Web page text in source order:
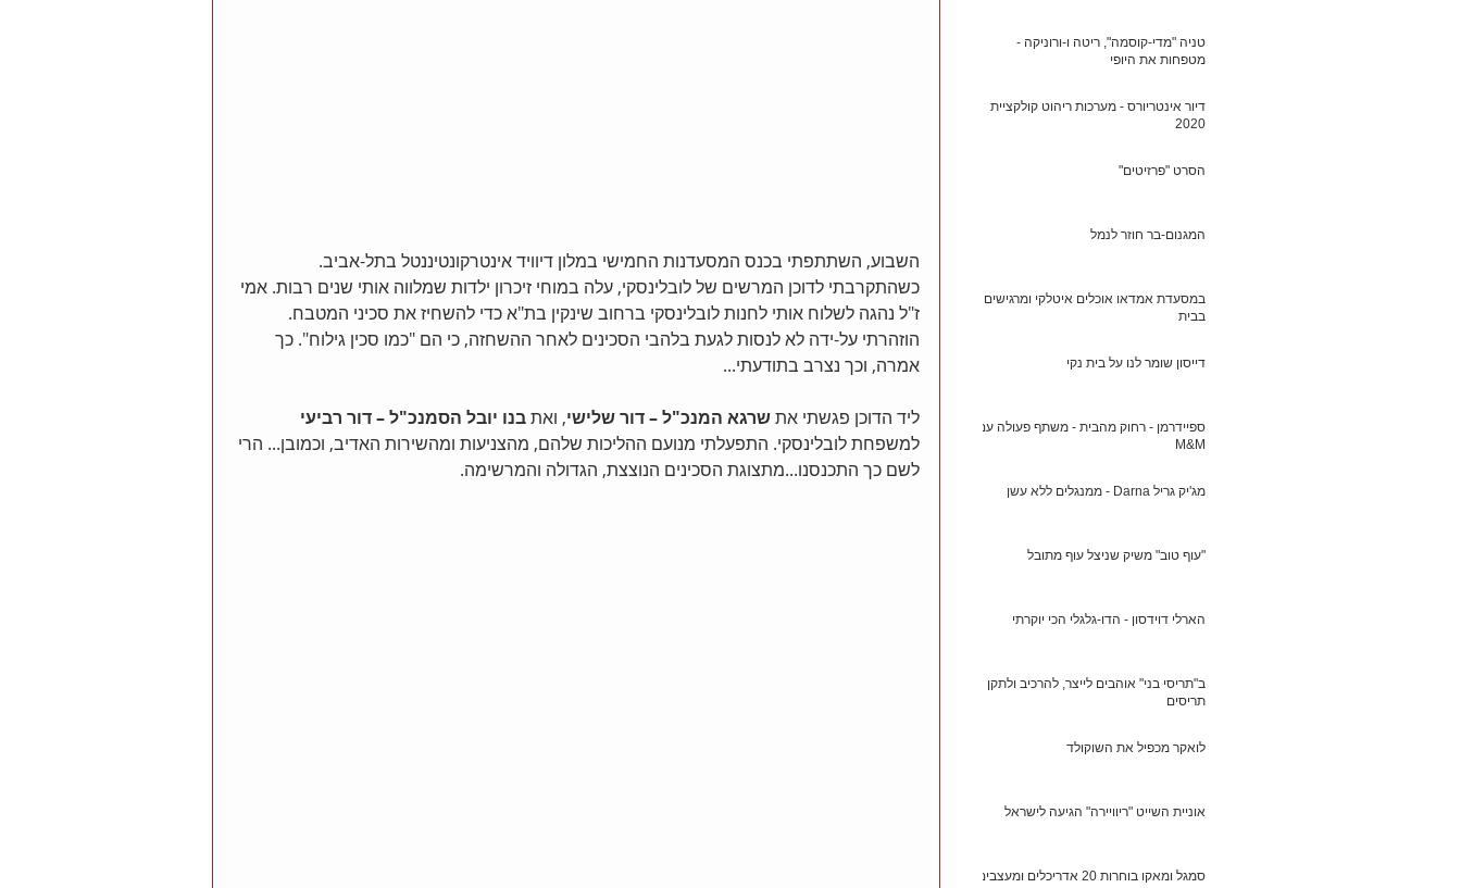
השבוע, השתתפתי בכנס המסעדנות החמישי במלון דיוויד אינטרקונטיננטל בתל-אביב.
כשהתקרבתי לדוכן המרשים של לובלינסקי, עלה במוחי זיכרון ילדות שמלווה אותי שנים רבות. אמי
ז"ל נהגה לשלוח אותי לחנות לובלינסקי ברחוב שינקין בת"א כדי להשחיז את סכיני המטבח.
הוזהרתי על-ידה לא לנסות לגעת בלהבי הסכינים לאחר ההשחזה, כי הם "כמו סכין גילוח". כך
אמרה, וכך נצרב בתודעתי...
ליד הדוכן פגשתי את שרגא המנכ"ל – דור שלישי, ואת בנו יובל הסמנכ"ל – דור רביעי
למשפחת לובלינסקי. התפעלתי מנועם ההליכות שלהם, מהצניעות ומהשירות האדיב, וכמובן... הרי
לשם כך התכנסנו...מתצוגת הסכינים הנוצצת, הגדולה והמרשימה.
טניה "מדי-קוסמה", ריטה ו-ורוניקה -
מטפחות את היופי
דיור אינטריורס - מערכות ריהוט קולקציית
2020
הסרט "פרזיטים"
המגנום-בר חוזר לנמל
במסעדת אמדאו אוכלים איטלקי ומרגישים
בבית
דייסון שומר לנו על בית נקי
ספיידרמן - רחוק מהבית - משתף פעולה עם
M&M
מג'יק גריל Darna - ממנגלים ללא עשן
"עוף טוב" משיק שניצל עוף מתובל
הארלי דוידסון - הדו-גלגלי הכי יוקרתי
ב"תריסי בני" אוהבים לייצר, להרכיב ולתקן
תריסים
לואקר מכפיל את השוקולד
אוניית השייט "ריוויירה" הגיעה לישראל
סמגל ומאקו בוחרות 20 אדריכלים ומעצבים